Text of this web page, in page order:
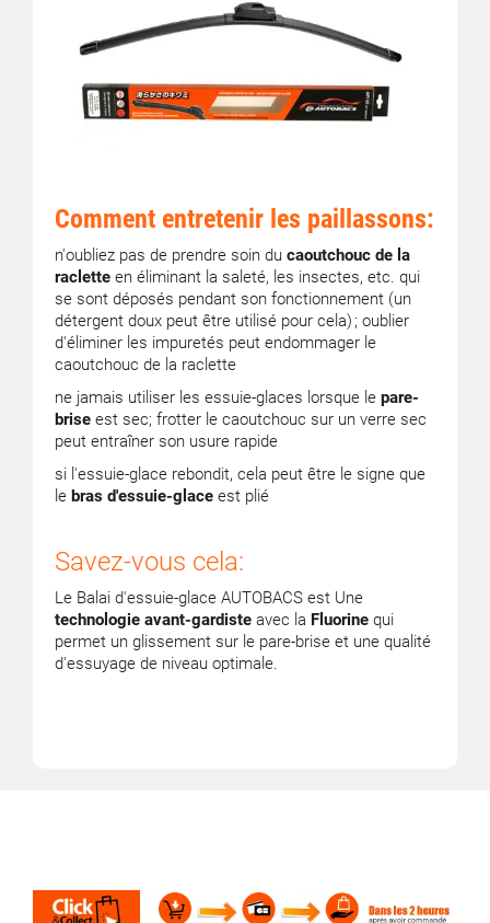
Comment entretenir les paillassons:
n'oubliez pas de prendre soin du caoutchouc de la
raclette en éliminant la saleté, les insectes, etc. qui
se sont déposés pendant son fonctionnement (un
détergent doux peut être utilisé pour cela) ; oublier
d'éliminer les impuretés peut endommager le
caoutchouc de la raclette
ne jamais utiliser les essuie-glaces lorsque le pare-
brise est sec; frotter le caoutchouc sur un verre sec
peut entraîner son usure rapide
si l'essuie-glace rebondit, cela peut être le signe que
le bras d'essuie-glace est plié
Savez-vous cela:
Le Balai d'essuie-glace AUTOBACS est Une
technologie avant-gardiste avec la Fluorine qui
permet un glissement sur le pare-brise et une qualité
d'essuyage de niveau optimale.